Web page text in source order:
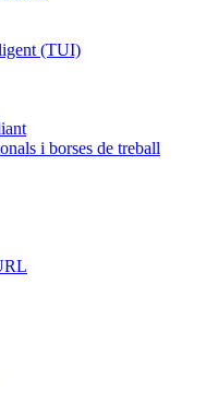
(TUI)
i borses de treball